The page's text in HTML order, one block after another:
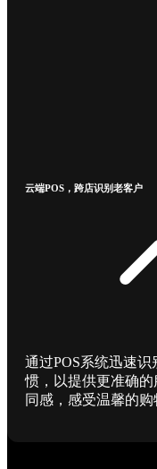
云端POS，跨店识别老客户
通过POS系统迅速
惯，以提供更准确
同感，感受温馨的购